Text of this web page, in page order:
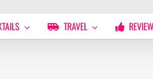
TRAVEL